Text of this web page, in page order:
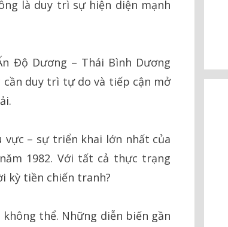
là duy trì sự hiện diện mạnh
Độ Dương – Thái Bình Dương
cần duy trì tự do và tiếp cận mở
– sự triển khai lớn nhất của
1982. Với tất cả thực trạng
kỳ tiền chiến tranh?
thể. Những diễn biến gần